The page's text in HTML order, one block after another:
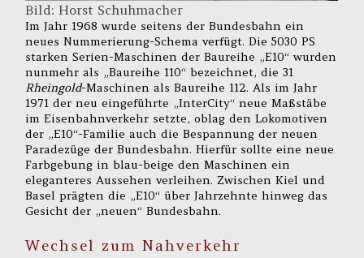
Bild: Horst Schuhmacher
Im Jahr 1968 wurde seitens der Bundesbahn ein
neues Nummerierung-Schema verfügt. Die 5030 PS
starken Serien-Maschinen der Baureihe „E10“ wurden
nunmehr als „Baureihe 110“ bezeichnet, die 31
Rheingold-Maschinen als Baureihe 112. Als im Jahr
1971 der neu eingeführte „InterCity“ neue Maßstäbe
im Eisenbahnverkehr setzte, oblag den Lokomotiven
der „E10“-Familie auch die Bespannung der neuen
Paradezüge der Bundesbahn. Hierfür sollte eine neue
Farbgebung in blau-beige den Maschinen ein
eleganteres Aussehen verleihen. Zwischen Kiel und
Basel prägten die „E10“ über Jahrzehnte hinweg das
Gesicht der „neuen“ Bundesbahn.
Wechsel zum Nahverkehr